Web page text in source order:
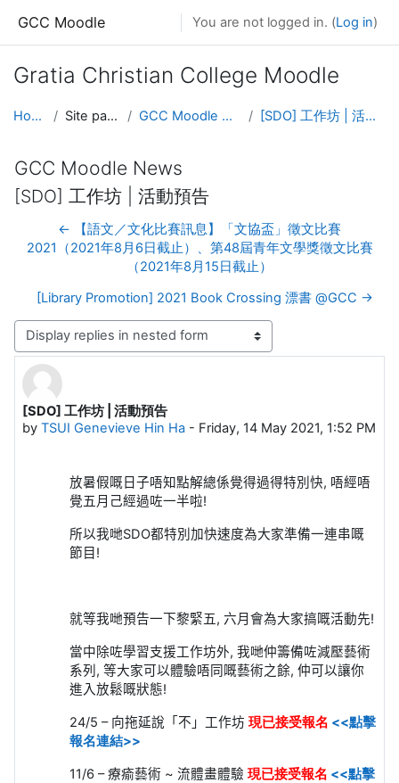
GCC Moodle You are not logged in. (Log in)
Gratia Christian College Moodle
Home Site pages GCC Moodle News [SDO] 工作坊 | 活動預告
GCC Moodle News
[SDO] 工作坊 | 活動預告
← 【語文／文化比賽訊息】「文協盃」徵文比賽
2021（2021年8月6日截止）、第48屆青年文學獎徵文比賽
（2021年8月15日截止）
[Library Promotion] 2021 Book Crossing 漂書 @GCC →
Display mode
[SDO] 工作坊 | 活動預告
by TSUI Genevieve Hin Ha - Friday, 14 May 2021, 1:52 PM
Number of replies: 0
放暑假嘅日子唔知點解總係覺得過得特別快, 唔經唔
覺五月己經過咗一半啦!
所以我哋SDO都特別加快速度為大家準備一連串嘅
節目 !
就等我哋預告一下黎緊五, 六月會為大家搞嘅活動先!
當中除咗學習支援工作坊外, 我哋仲籌備咗減壓藝術
系列 , 等大家可以體驗唔同嘅藝術之餘, 仲可以讓你
進入放鬆嘅狀態!
24/5 – 向拖延說「不」工作坊 現已接受報名 <<點擊
報名連結>>
11/6 –療瘉藝術 ~ 流體畫體驗 現已接受報名 <<點擊